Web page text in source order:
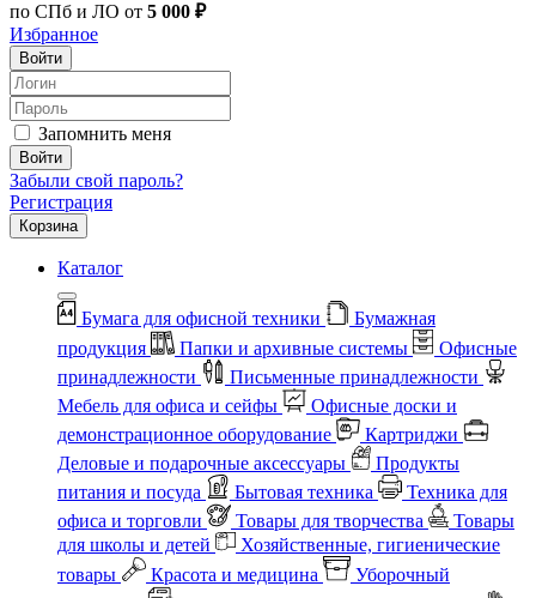
по СПб и ЛО от 5 000 ₽
Избранное
Войти
Запомнить меня
Войти
Забыли свой пароль?
Регистрация
Корзина
Каталог
Бумага для офисной техники
Бумажная
продукция
Папки и архивные системы
Офисные
принадлежности
Письменные принадлежности
Мебель для офиса и сейфы
Офисные доски и
демонстрационное оборудование
Картриджи
Деловые и подарочные аксессуары
Продукты
питания и посуда
Бытовая техника
Техника для
офиса и торговли
Товары для творчества
Товары
для школы и детей
Хозяйственные, гигиенические
товары
Красота и медицина
Уборочный